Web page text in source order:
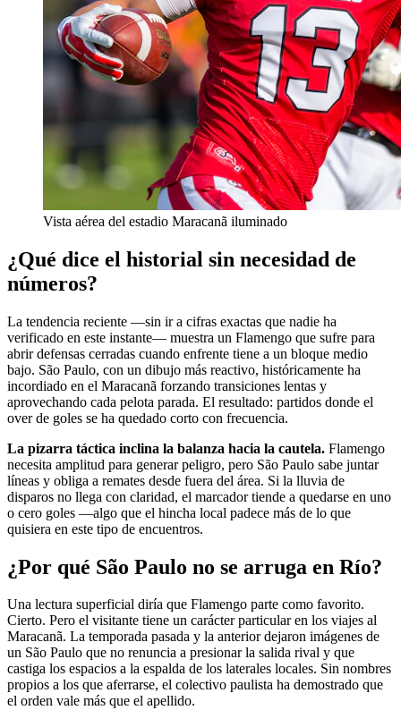
Vista aérea del estadio Maracanã iluminado
¿Qué dice el historial sin necesidad de
números?
La tendencia reciente —sin ir a cifras exactas que nadie ha
verificado en este instante— muestra un Flamengo que sufre para
abrir defensas cerradas cuando enfrente tiene a un bloque medio
bajo. São Paulo, con un dibujo más reactivo, históricamente ha
incordiado en el Maracanã forzando transiciones lentas y
aprovechando cada pelota parada. El resultado: partidos donde el
over de goles se ha quedado corto con frecuencia.
La pizarra táctica inclina la balanza hacia la cautela. Flamengo
necesita amplitud para generar peligro, pero São Paulo sabe juntar
líneas y obliga a remates desde fuera del área. Si la lluvia de
disparos no llega con claridad, el marcador tiende a quedarse en uno
o cero goles —algo que el hincha local padece más de lo que
quisiera en este tipo de encuentros.
¿Por qué São Paulo no se arruga en Río?
Una lectura superficial diría que Flamengo parte como favorito.
Cierto. Pero el visitante tiene un carácter particular en los viajes al
Maracanã. La temporada pasada y la anterior dejaron imágenes de
un São Paulo que no renuncia a presionar la salida rival y que
castiga los espacios a la espalda de los laterales locales. Sin nombres
propios a los que aferrarse, el colectivo paulista ha demostrado que
el orden vale más que el apellido.